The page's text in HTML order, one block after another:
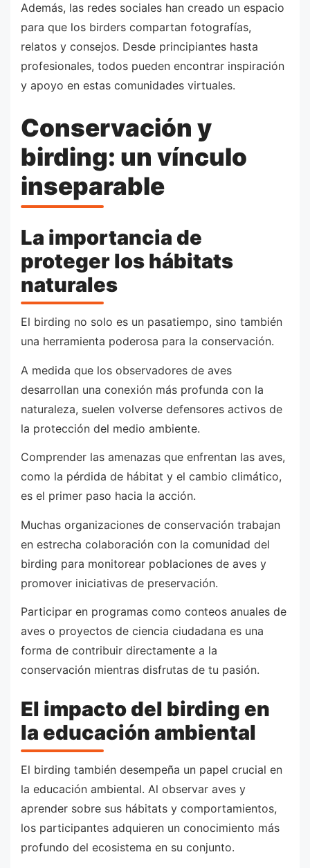
Además, las redes sociales han creado un espacio
para que los birders compartan fotografías,
relatos y consejos. Desde principiantes hasta
profesionales, todos pueden encontrar inspiración
y apoyo en estas comunidades virtuales.
Conservación y
birding: un vínculo
inseparable
La importancia de
proteger los hábitats
naturales
El birding no solo es un pasatiempo, sino también
una herramienta poderosa para la conservación.
A medida que los observadores de aves
desarrollan una conexión más profunda con la
naturaleza, suelen volverse defensores activos de
la protección del medio ambiente.
Comprender las amenazas que enfrentan las aves,
como la pérdida de hábitat y el cambio climático,
es el primer paso hacia la acción.
Muchas organizaciones de conservación trabajan
en estrecha colaboración con la comunidad del
birding para monitorear poblaciones de aves y
promover iniciativas de preservación.
Participar en programas como conteos anuales de
aves o proyectos de ciencia ciudadana es una
forma de contribuir directamente a la
conservación mientras disfrutas de tu pasión.
El impacto del birding en
la educación ambiental
El birding también desempeña un papel crucial en
la educación ambiental. Al observar aves y
aprender sobre sus hábitats y comportamientos,
los participantes adquieren un conocimiento más
profundo del ecosistema en su conjunto.